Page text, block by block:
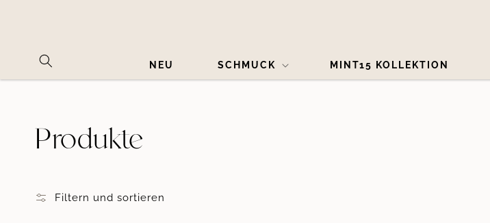
NEU SCHMUCK MINT15 KOLLEKTION
Kategorie:
Produkte
Filtern und sortieren